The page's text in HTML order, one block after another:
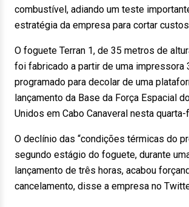
combustível, adiando um teste
estratégia da empresa para cortar
O foguete Terran 1, de 35 metros de
foi fabricado a partir de uma impressora
programado para decolar de uma
lançamento da Base da Força Espacial
Unidos em Cabo Canaveral nesta quarta-
O declínio das “condições térmicas do
segundo estágio do foguete, durante
lançamento de três horas, acabou
cancelamento, disse a empresa no